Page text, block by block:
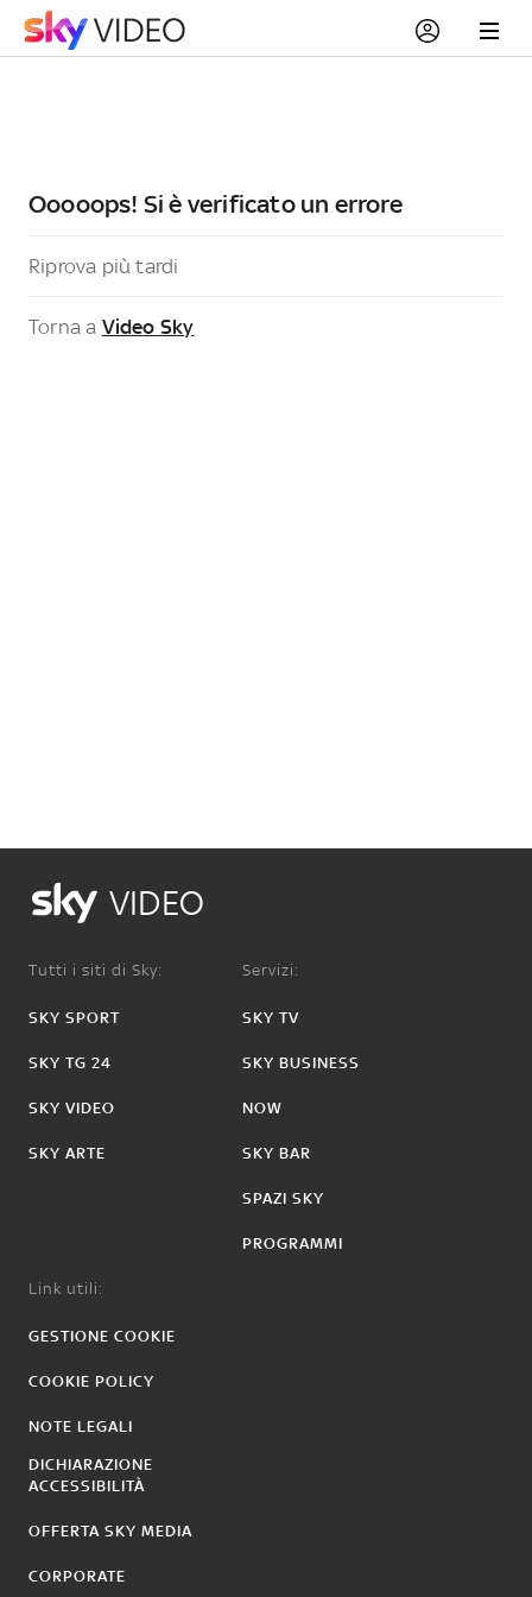
Ooooops! Si è verificato un errore
Riprova più tardi
Torna a Video Sky
VIDEO
Tutti i siti di Sky:
SKY SPORT
SKY TG 24
SKY VIDEO
SKY ARTE
Servizi:
SKY TV
SKY BUSINESS
NOW
SKY BAR
SPAZI SKY
PROGRAMMI
Link utili:
GESTIONE COOKIE
COOKIE POLICY
NOTE LEGALI
DICHIARAZIONE
ACCESSIBILITÀ
OFFERTA SKY MEDIA
CORPORATE